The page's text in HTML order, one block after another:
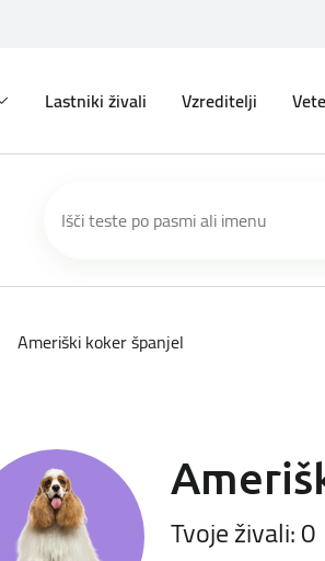
Lastniki živali Vzreditelji
Ameriški koker španjel
Tvoje živali: 0